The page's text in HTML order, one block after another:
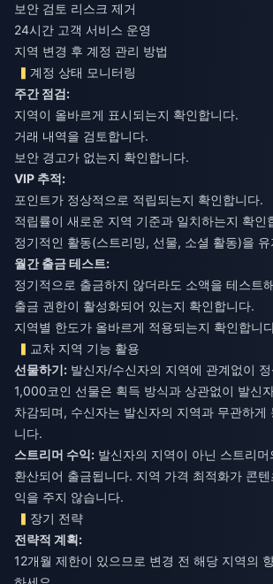
보안 검토 리스크 제거
24시간 고객 서비스 운영
지역 변경 후 계정 관리 방법
계정 상태 모니터링
주간 점검:
지역이 올바르게 표시되는지 확인합니다.
거래 내역을 검토합니다.
보안 경고가 없는지 확인합니다.
VIP 추적:
포인트가 정상적으로 적립되는지 확인합니다.
적립률이 새로운 지역 기준과 일치하는지 확인
정기적인 활동(스트리밍, 선물, 소셜 활동)을
월간 출금 테스트:
정기적으로 출금하지 않더라도 소액을 테스트
출금 권한이 활성화되어 있는지 확인합니다.
지역별 한도가 올바르게 적용되는지 확인합니
교차 지역 기능 활용
선물하기: 발신자/수신자의 지역에 관계없이
1,000코인 선물은 획득 방식과 상관없이 발신
차감되며, 수신자는 발신자의 지역과 무관하게
니다.
스트리머 수익: 발신자의 지역이 아닌 스트리
환산되어 출금됩니다. 지역 가격 최적화가 콘
익을 주지 않습니다.
장기 전략
전략적 계획:
12개월 제한이 있으므로 변경 전 해당 지역의